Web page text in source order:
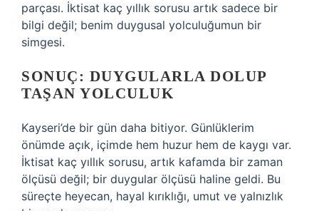
parçası. İktisat kaç yıllık sorusu artık sadece bir
bilgi değil; benim duygusal yolculuğumun bir
simgesi.
SONUÇ: DUYGULARLA DOLUP
TAŞAN YOLCULUK
Kayseri’de bir gün daha bitiyor. Günlüklerim
önümde açık, içimde hem huzur hem de kaygı var.
İktisat kaç yıllık sorusu, artık kafamda bir zaman
ölçüsü değil; bir duygular ölçüsü haline geldi. Bu
süreçte heyecan, hayal kırıklığı, umut ve yalnızlık